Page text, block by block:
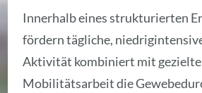
Innerhalb eines strukturierten
fördern tägliche,
Aktivität kombiniert mit
Mobilitätsarbeit die